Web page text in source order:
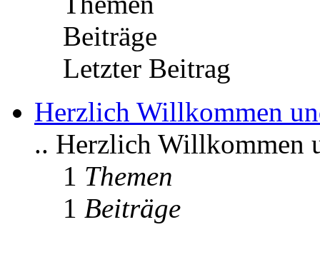
Beiträge
Letzter Beitrag
Herzlich Willkommen
.. Herzlich Willkommen
1 Themen
1 Beiträge